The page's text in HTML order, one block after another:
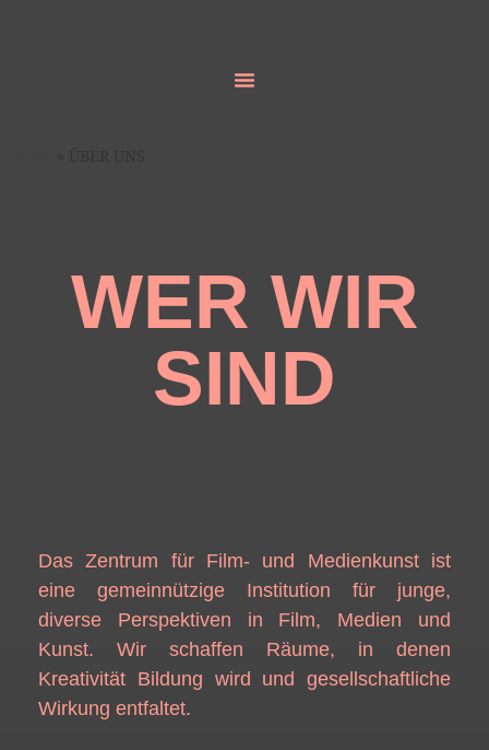
WER WIR
SIND
Das Zentrum für Film- und Medienkunst ist
eine gemeinnützige Institution für junge,
diverse Perspektiven in Film, Medien und
Kunst. Wir schaffen Räume, in denen
Kreativität Bildung wird und gesellschaftliche
Wirkung entfaltet.